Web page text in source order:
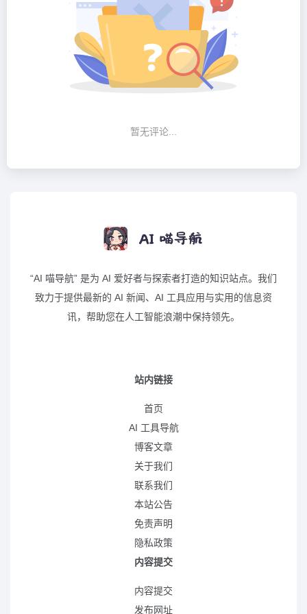
暂无评论...
“AI 喵导航” 是为 AI 爱好者与探索者打造的知识站点。我们
致力于提供最新的 AI 新闻、AI 工具应用与实用的信息资
讯，帮助您在人工智能浪潮中保持领先。
站内链接
首页
AI 工具导航
博客文章
关于我们
联系我们
本站公告
免责声明
隐私政策
内容提交
内容提交
发布网址